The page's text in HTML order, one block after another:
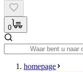
0
homepage